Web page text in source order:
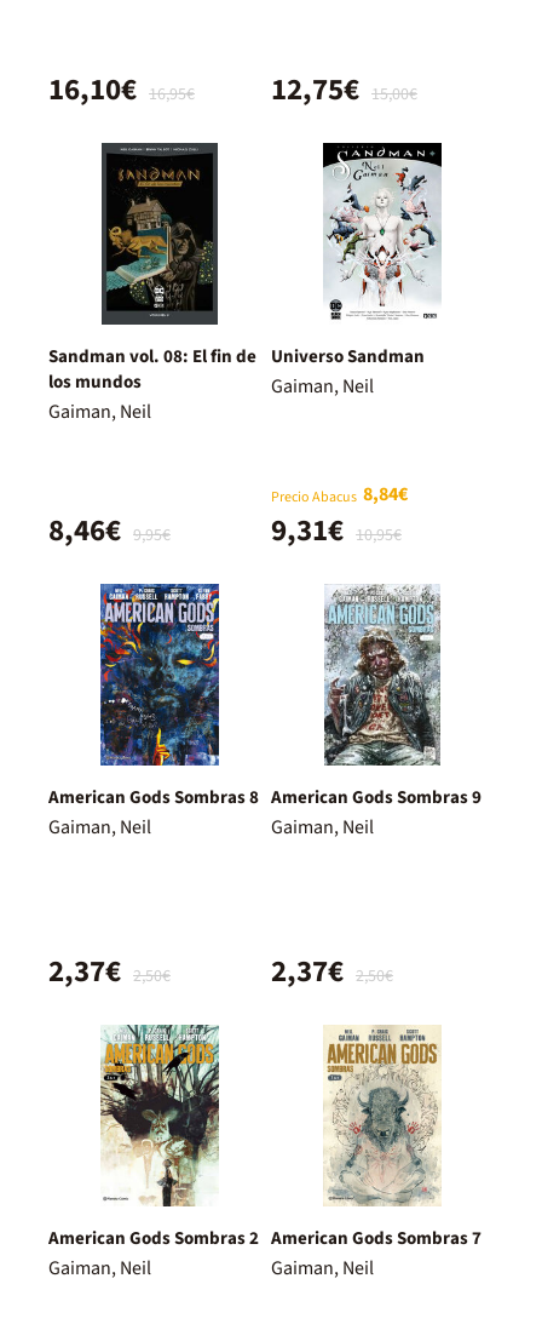
16,95€
16,10€ 15,00€
12,75€
Sandman vol. 08: El fin de
los mundos
Gaiman, Neil
9,95€
8,46€
Universo Sandman
Gaiman, Neil
Precio Abacus 8,84€
10,95€
9,31€
American Gods Sombras 8
Gaiman, Neil
2,50€
2,37€
American Gods Sombras 9
Gaiman, Neil
2,50€
2,37€
American Gods Sombras 2
Gaiman, Neil
American Gods Sombras 7
Gaiman, Neil